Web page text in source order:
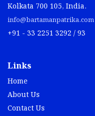
Kolkata 700 105, India.
info@bartamanpatrika.com
+91 - 33 2251 3292 / 93
Links
Home
About Us
Contact Us